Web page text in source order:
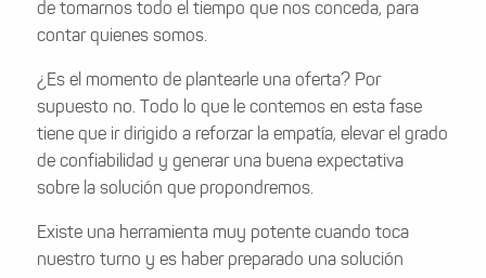
de tomarnos todo el tiempo que nos conceda, para
contar quienes somos.
¿Es el momento de plantearle una oferta? Por
supuesto no. Todo lo que le contemos en esta fase
tiene que ir dirigido a reforzar la empatía, elevar el grado
de confiabilidad y generar una buena expectativa
sobre la solución que propondremos.
Existe una herramienta muy potente cuando toca
nuestro turno y es haber preparado una solución